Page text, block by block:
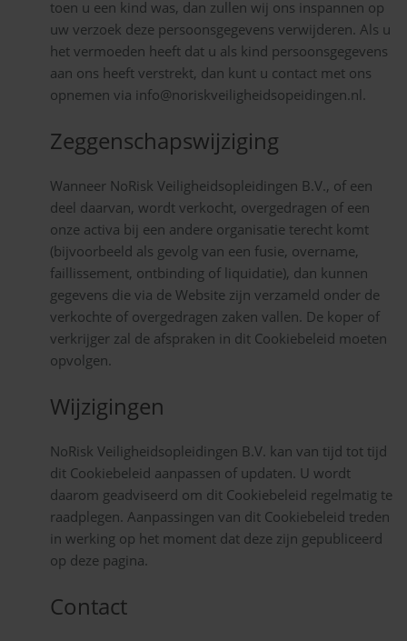
toen u een kind was, dan zullen wij ons inspannen op
uw verzoek deze persoonsgegevens verwijderen. Als u
het vermoeden heeft dat u als kind persoonsgegevens
aan ons heeft verstrekt, dan kunt u contact met ons
opnemen via info@noriskveiligheidsopeidingen.nl.
Zeggenschapswijziging
Wanneer NoRisk Veiligheidsopleidingen B.V., of een
deel daarvan, wordt verkocht, overgedragen of een
onze activa bij een andere organisatie terecht komt
(bijvoorbeeld als gevolg van een fusie, overname,
faillissement, ontbinding of liquidatie), dan kunnen
gegevens die via de Website zijn verzameld onder de
verkochte of overgedragen zaken vallen. De koper of
verkrijger zal de afspraken in dit Cookiebeleid moeten
opvolgen.
Wijzigingen
NoRisk Veiligheidsopleidingen B.V. kan van tijd tot tijd
dit Cookiebeleid aanpassen of updaten. U wordt
daarom geadviseerd om dit Cookiebeleid regelmatig te
raadplegen. Aanpassingen van dit Cookiebeleid treden
in werking op het moment dat deze zijn gepubliceerd
op deze pagina.
Contact